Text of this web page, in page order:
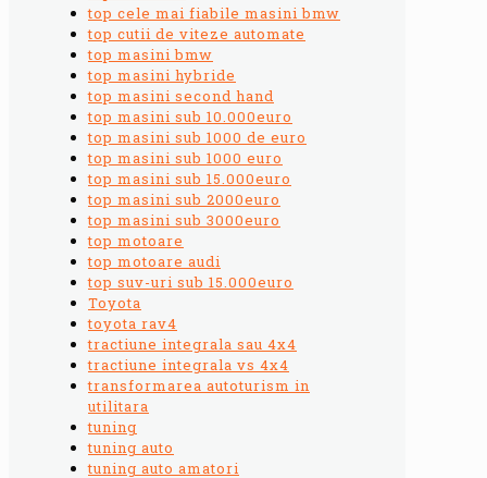
top cele mai fiabile masini bmw
top cutii de viteze automate
top masini bmw
top masini hybride
top masini second hand
top masini sub 10.000euro
top masini sub 1000 de euro
top masini sub 1000 euro
top masini sub 15.000euro
top masini sub 2000euro
top masini sub 3000euro
top motoare
top motoare audi
top suv-uri sub 15.000euro
Toyota
toyota rav4
tractiune integrala sau 4x4
tractiune integrala vs 4x4
transformarea autoturism in
utilitara
tuning
tuning auto
tuning auto amatori